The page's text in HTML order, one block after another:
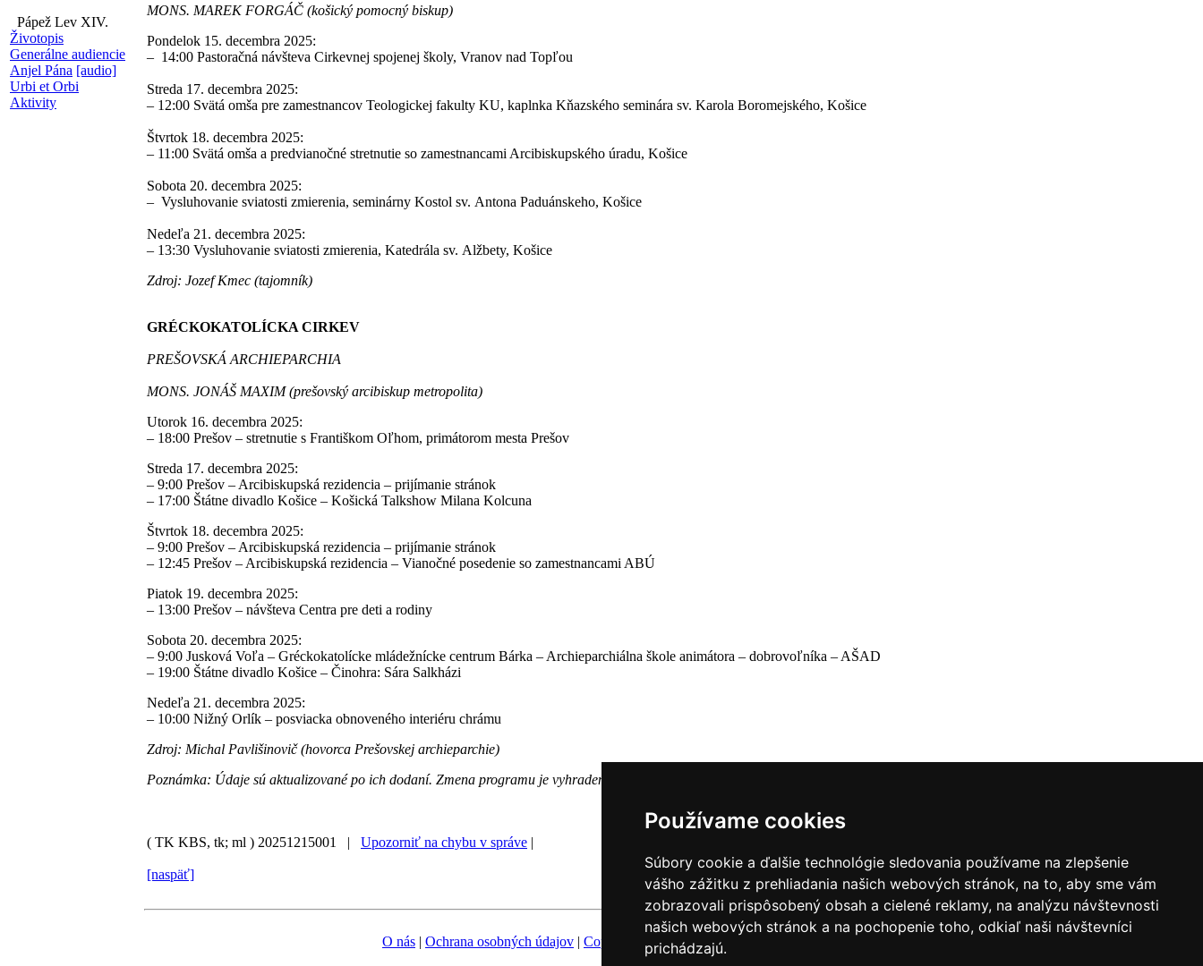
Používame cookies
Súbory cookie a ďalšie technológie sledovania používame na zlepšenie
vášho zážitku z prehliadania našich webových stránok, na to, aby sme vám
zobrazovali prispôsobený obsah a cielené reklamy, na analýzu návštevnosti
našich webových stránok a na pochopenie toho, odkiaľ naši návštevníci
prichádzajú.
Pápež Lev XIV.
Životopis
Generálne audiencie
Anjel Pána [audio]
Urbi et Orbi
Aktivity
MONS. MAREK FORGÁČ (košický pomocný biskup)
Pondelok 15. decembra 2025:
– 14:00 Pastoračná návšteva Cirkevnej spojenej školy, Vranov nad Topľou
Streda 17. decembra 2025:
– 12:00 Svätá omša pre zamestnancov Teologickej fakulty KU, kaplnka Kňazského seminára sv. Karola Boromejského, Košice
Štvrtok 18. decembra 2025:
– 11:00 Svätá omša a predvianočné stretnutie so zamestnancami Arcibiskupského úradu, Košice
Sobota 20. decembra 2025:
– Vysluhovanie sviatosti zmierenia, seminárny Kostol sv. Antona Paduánskeho, Košice
Nedeľa 21. decembra 2025:
– 13:30 Vysluhovanie sviatosti zmierenia, Katedrála sv. Alžbety, Košice
Zdroj: Jozef Kmec (tajomník)
GRÉCKOKATOLÍCKA CIRKEV
PREŠOVSKÁ ARCHIEPARCHIA
MONS. JONÁŠ MAXIM (prešovský arcibiskup metropolita)
Utorok 16. decembra 2025:
– 18:00 Prešov – stretnutie s Františkom Oľhom, primátorom mesta Prešov
Streda 17. decembra 2025:
– 9:00 Prešov – Arcibiskupská rezidencia – prijímanie stránok
– 17:00 Štátne divadlo Košice – Košická Talkshow Milana Kolcuna
Štvrtok 18. decembra 2025:
– 9:00 Prešov – Arcibiskupská rezidencia – prijímanie stránok
– 12:45 Prešov – Arcibiskupská rezidencia – Vianočné posedenie so zamestnancami ABÚ
Piatok 19. decembra 2025:
– 13:00 Prešov – návšteva Centra pre deti a rodiny
Sobota 20. decembra 2025:
– 9:00 Jusková Voľa – Gréckokatolícke mládežnícke centrum Bárka – Archieparchiálna škole animátora – dobrovoľníka – AŠAD
– 19:00 Štátne divadlo Košice – Činohra: Sára Salkházi
Nedeľa 21. decembra 2025:
– 10:00 Nižný Orlík – posviacka obnoveného interiéru chrámu
Zdroj: Michal Pavlišinovič (hovorca Prešovskej archieparchie)
Poznámka: Údaje sú aktualizované po ich dodaní. Zmena programu je vyhradená.
( TK KBS, tk; ml ) 20251215001 | Upozorniť na chybu v správe |
[naspäť]
O nás | Ochrana osobných údajov | Copyright Fotobanka |Hovorca KBS